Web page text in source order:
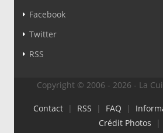
Facebook
Twitter
RSS
Copyright © 2006 - 2026 - La
Contact| RSS | FAQ |
Crédit Photos |